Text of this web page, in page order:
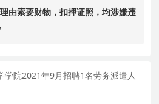
由索要财物，扣押证照，均涉嫌违
学院2021年9月招聘1名劳务派遣人